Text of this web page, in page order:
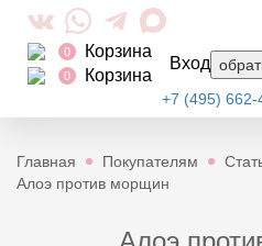
0 Корзина
0 Корзина
Вход
+7 (495) 662-
Главная Покупателям
Алоэ против морщин